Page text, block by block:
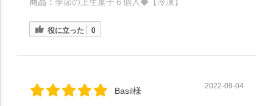
役に立った 0
Basil様 2022-09-04